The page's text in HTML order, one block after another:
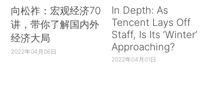
向松祚：宏观经济70
讲，带你了解国内外
经济大局
2022年04月06日
In Depth: As
Tencent Lays Off
Staff, Is Its ‘Winter’
Approaching?
2022年04月01日